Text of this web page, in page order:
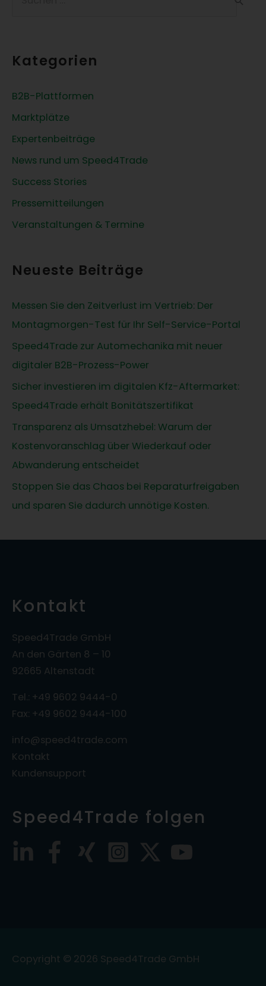
e
n
a
c
h
:
Kategorien
B2B-Plattformen
Marktplätze
Expertenbeiträge
News rund um Speed4Trade
Success Stories
Pressemitteilungen
Veranstaltungen & Termine
Neueste Beiträge
Messen Sie den Zeitverlust im Vertrieb: Der
Montagmorgen-Test für Ihr Self-Service-Portal
Speed4Trade zur Automechanika mit neuer
digitaler B2B-Prozess-Power
Sicher investieren im digitalen Kfz-Aftermarket:
Speed4Trade erhält Bonitätszertifikat
Transparenz als Umsatzhebel: Warum der
Kostenvoranschlag über Wiederkauf oder
Abwanderung entscheidet
Stoppen Sie das Chaos bei Reparaturfreigaben
und sparen Sie dadurch unnötige Kosten.
Kontakt
Speed4Trade GmbH
An den Gärten 8 – 10
92665 Altenstadt
Tel.: +49 9602 9444-0
Fax: +49 9602 9444-100
info@speed4trade.com
Kontakt
Kundensupport
Speed4Trade folgen
Copyright © 2026 Speed4Trade GmbH